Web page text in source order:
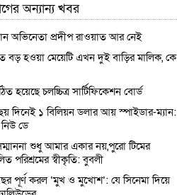
অন্যান্য খবর
অভিনেতা প্রদীপ রাওয়াত আর নেই
বড় হওয়া মেয়েটি এখন দুই বাড়ির মালিক, কে
হয়েছে চলচ্চিত্র সার্টিফিকেশন বোর্ড
দিনেই ১ বিলিয়ন ডলার আয় স্পাইডার-ম্যান:
নিউ ডে
শুধু আমার একার নয়,পুরো টিমের
পরিশ্রমের স্বীকৃতি: বুবলী
পূর্ণ করল ‘মুখ ও মুখোশ’: যে সিনেমা দিয়ে